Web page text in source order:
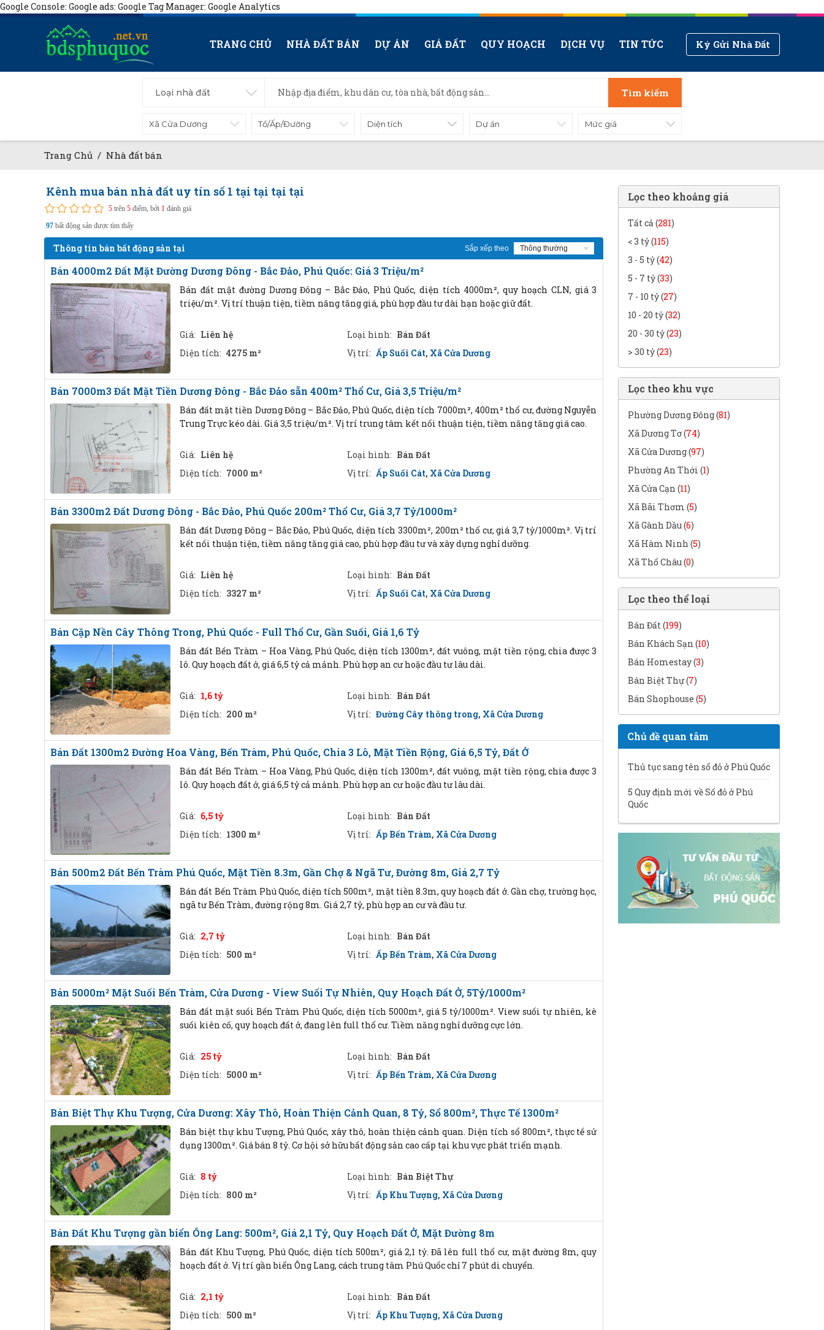
Google Console: Google ads: Google Tag Manager: Google Analytics
TRANG CHỦ NHÀ ĐẤT BÁN DỰ ÁN GIÁ ĐẤT QUY HOẠCH DỊCH VỤ TIN TỨC Ký Gửi Nhà Đất
Loại nhà đất Tìm kiếm
Diện tích Mức giá
Trang Chủ / Nhà đất bán
Kênh mua bán nhà đất uy tín số 1 tại tại tại tại
5 trên 5 điểm, bởi 1 đánh giá
97 bất động sản được tìm thấy
Thông tin bán bất động sản tại Sắp xếp theo
Bán 4000m2 Đất Mặt Đường Dương Đông - Bắc Đảo, Phú Quốc: Giá 3 Triệu/m²
Bán đất mặt đường Dương Đông – Bắc Đảo, Phú Quốc, diện tích 4000m², quy hoạch CLN, giá 3
triệu/m². Vị trí thuận tiện, tiềm năng tăng giá, phù hợp đầu tư dài hạn hoặc giữ đất.
Giá: Liên hệ Loại hình: Bán Đất
Diện tích: 4275 m² Vị trí: Ấp Suối Cát, Xã Cửa Dương
Bán 7000m3 Đất Mặt Tiền Dương Đông - Bắc Đảo sẵn 400m² Thổ Cư, Giá 3,5 Triệu/m²
Bán đất mặt tiền Dương Đông – Bắc Đảo, Phú Quốc, diện tích 7000m², 400m² thổ cư, đường Nguyễn
Trung Trực kéo dài. Giá 3,5 triệu/m². Vị trí trung tâm kết nối thuận tiện, tiềm năng tăng giá cao.
Giá: Liên hệ Loại hình: Bán Đất
Diện tích: 7000 m² Vị trí: Ấp Suối Cát, Xã Cửa Dương
Bán 3300m2 Đất Dương Đông - Bắc Đảo, Phú Quốc 200m² Thổ Cư, Giá 3,7 Tỷ/1000m²
Bán đất Dương Đông – Bắc Đảo, Phú Quốc, diện tích 3300m², 200m² thổ cư, giá 3,7 tỷ/1000m². Vị trí
kết nối thuận tiện, tiềm năng tăng giá cao, phù hợp đầu tư và xây dựng nghỉ dưỡng.
Giá: Liên hệ Loại hình: Bán Đất
Diện tích: 3327 m² Vị trí: Ấp Suối Cát, Xã Cửa Dương
Bán Cặp Nền Cây Thông Trong, Phú Quốc - Full Thổ Cư, Gần Suối, Giá 1,6 Tỷ
Bán đất Bến Tràm – Hoa Vàng, Phú Quốc, diện tích 1300m², đất vuông, mặt tiền rộng, chia được 3
lô. Quy hoạch đất ở, giá 6,5 tỷ cả mảnh. Phù hợp an cư hoặc đầu tư lâu dài.
Giá: 1,6 tỷ Loại hình: Bán Đất
Diện tích: 200 m² Vị trí: Đường Cây thông trong, Xã Cửa Dương
Bán Đất 1300m2 Đường Hoa Vàng, Bến Tràm, Phú Quốc, Chia 3 Lô, Mặt Tiền Rộng, Giá 6,5 Tỷ, Đất Ở
Bán đất Bến Tràm – Hoa Vàng, Phú Quốc, diện tích 1300m², đất vuông, mặt tiền rộng, chia được 3
lô. Quy hoạch đất ở, giá 6,5 tỷ cả mảnh. Phù hợp an cư hoặc đầu tư lâu dài.
Giá: 6,5 tỷ Loại hình: Bán Đất
Diện tích: 1300 m² Vị trí: Ấp Bến Tràm, Xã Cửa Dương
Bán 500m2 Đất Bến Tràm Phú Quốc, Mặt Tiền 8.3m, Gần Chợ & Ngã Tư, Đường 8m, Giá 2,7 Tỷ
Bán đất Bến Tràm Phú Quốc, diện tích 500m², mặt tiền 8.3m, quy hoạch đất ở. Gần chợ, trường học,
ngã tư Bến Tràm, đường rộng 8m. Giá 2,7 tỷ, phù hợp an cư và đầu tư.
Giá: 2,7 tỷ Loại hình: Bán Đất
Diện tích: 500 m² Vị trí: Ấp Bến Tràm, Xã Cửa Dương
Bán 5000m² Mặt Suối Bến Tràm, Cửa Dương - View Suối Tự Nhiên, Quy Hoạch Đất Ở, 5Tỷ/1000m²
Bán đất mặt suối Bến Tràm Phú Quốc, diện tích 5000m², giá 5 tỷ/1000m². View suối tự nhiên, kè
suối kiên cố, quy hoạch đất ở, đang lên full thổ cư. Tiềm năng nghỉ dưỡng cực lớn.
Giá: 25 tỷ Loại hình: Bán Đất
Diện tích: 5000 m² Vị trí: Ấp Bến Tràm, Xã Cửa Dương
Bán Biệt Thự Khu Tượng, Cửa Dương: Xây Thô, Hoàn Thiện Cảnh Quan, 8 Tỷ, Sổ 800m², Thực Tế 1300m²
Bán biệt thự khu Tượng, Phú Quốc, xây thô, hoàn thiện cảnh quan. Diện tích sổ 800m², thực tế sử
dụng 1300m². Giá bán 8 tỷ. Cơ hội sở hữu bất động sản cao cấp tại khu vực phát triển mạnh.
Giá: 8 tỷ Loại hình: Bán Biệt Thự
Diện tích: 800 m² Vị trí: Ấp Khu Tượng, Xã Cửa Dương
Bán Đất Khu Tượng gần biển Ông Lang: 500m², Giá 2,1 Tỷ, Quy Hoạch Đất Ở, Mặt Đường 8m
Bán đất Khu Tượng, Phú Quốc, diện tích 500m², giá 2,1 tỷ. Đã lên full thổ cư, mặt đường 8m, quy
hoạch đất ở. Vị trí gần biển Ông Lang, cách trung tâm Phú Quốc chỉ 7 phút di chuyển.
Giá: 2,1 tỷ Loại hình: Bán Đất
Diện tích: 500 m² Vị trí: Ấp Khu Tượng, Xã Cửa Dương
Lọc theo khoảng giá
Tất cả (281)
< 3 tỷ (115)
3 - 5 tỷ (42)
5 - 7 tỷ (33)
7 - 10 tỷ (27)
10 - 20 tỷ (32)
20 - 30 tỷ (23)
> 30 tỷ (23)
Lọc theo khu vực
Phường Dương Đông (81)
Xã Dương Tơ (74)
Xã Cửa Dương (97)
Phường An Thới (1)
Xã Cửa Cạn (11)
Xã Bãi Thơm (5)
Xã Gành Dầu (6)
Xã Hàm Ninh (5)
Xã Thổ Châu (0)
Lọc theo thể loại
Bán Đất (199)
Bán Khách Sạn (10)
Bán Homestay (3)
Bán Biệt Thự (7)
Bán Shophouse (5)
Chủ đề quan tâm
Thủ tục sang tên sổ đỏ ở Phú Quốc
5 Quy định mới về Sổ đỏ ở Phú
Quốc